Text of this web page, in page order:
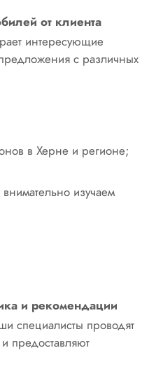
от клиента
интересующие
с различных
в Херне и регионе;
изучаем
и рекомендации
специалисты проводят
предоставляют